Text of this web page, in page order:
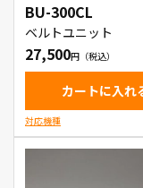
BU-300CL
ベルトユニット
27,500
カートに入れ
対応機種